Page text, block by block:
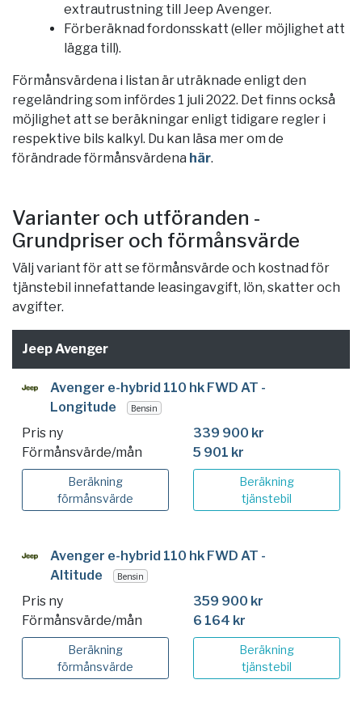
extrautrustning till Jeep Avenger.
Förberäknad fordonsskatt (eller möjlighet att
lägga till).
Förmånsvärdena i listan är uträknade enligt den
regeländring som infördes 1 juli 2022. Det finns också
möjlighet att se beräkningar enligt tidigare regler i
respektive bils kalkyl. Du kan läsa mer om de
förändrade förmånsvärdena här.
Varianter och utföranden -
Grundpriser och förmånsvärde
Välj variant för att se förmånsvärde och kostnad för
tjänstebil innefattande leasingavgift, lön, skatter och
avgifter.
Jeep Avenger
Avenger e-hybrid 110 hk FWD AT -
Longitude
Bensin
Pris ny
339 900 kr
Förmånsvärde/mån
5 901 kr
Beräkning
förmånsvärde
Beräkning
tjänstebil
Avenger e-hybrid 110 hk FWD AT -
Altitude
Bensin
Pris ny
359 900 kr
Förmånsvärde/mån
6 164 kr
Beräkning
förmånsvärde
Beräkning
tjänstebil